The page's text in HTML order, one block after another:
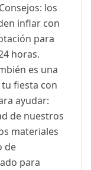
los
inflar con
para
horas.
es una
fiesta con
ayudar:
de nuestros
materiales
de
para